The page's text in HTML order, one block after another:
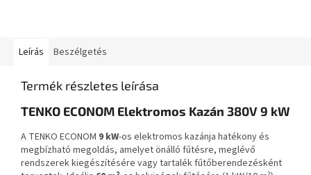
Leírás Beszélgetés
Termék részletes leírása
TENKO ECONOM Elektromos Kazán 380V 9 kW
A TENKO ECONOM 9 kW-os elektromos kazánja hatékony és
megbízható megoldás, amelyet önálló fűtésre, meglévő
rendszerek kiegészítésére vagy tartalék fűtőberendezésként